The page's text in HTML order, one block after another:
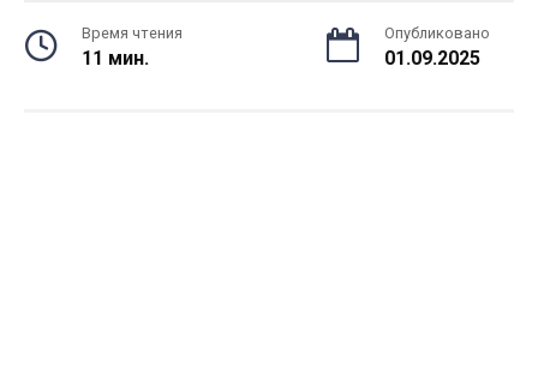
Время чтения
11 мин.
Опубликовано
01.09.2025